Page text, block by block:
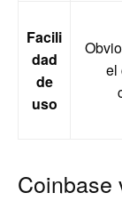
Facili
dad
de
uso
el
Coinbase